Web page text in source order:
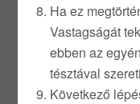
Ha ez
Vastagságát
ebben az
tésztával
Következő